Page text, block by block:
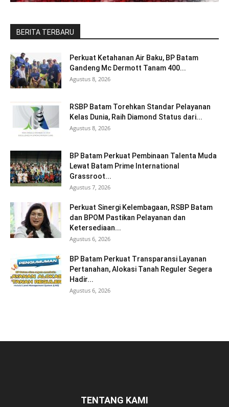
BERITA TERBARU
Perkuat Ketahanan Air Baku, BP Batam
Gandeng Mc Dermott Tanam 400...
Agustus 8, 2026
RSBP Batam Torehkan Standar Pelayanan
Kelas Dunia, Raih Diamond Status dari...
Agustus 8, 2026
BP Batam Perkuat Pembinaan Talenta Muda
Lewat Batam Prime International
Grassroot...
Agustus 7, 2026
Perkuat Sinergi Kelembagaan, RSBP Batam
dan BPOM Pastikan Pelayanan dan
Ketersediaan...
Agustus 6, 2026
BP Batam Perkuat Transparansi Layanan
Pertanahan, Alokasi Tanah Reguler Segera
Hadir...
Agustus 6, 2026
TENTANG KAMI